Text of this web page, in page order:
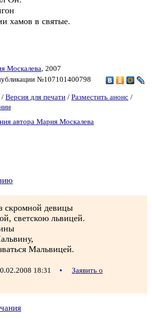
хамов в святые.
Москалева, 2007
№107101400798
/ Версия для печати / Разместить анонс /
автора Мария Москалева
скромной девицы
светскою львицей.
Мальвицей.
18:31 •
Заявить о